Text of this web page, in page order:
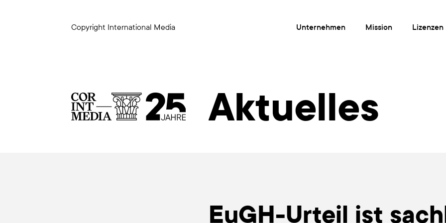
Copyright International Media Unter­neh­men Mis­si­on Lizen­zen
Aktuelles
EuGH-Urteil ist